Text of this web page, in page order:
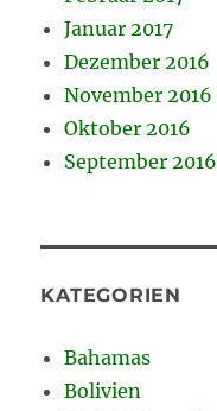
Januar 2017
Dezember 2016
November 2016
Oktober 2016
September 2016
KATEGORIEN
Bahamas
Bolivien